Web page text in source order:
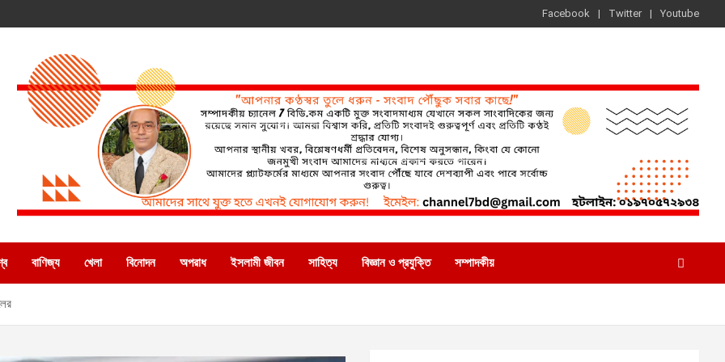
Facebook Twitter Youtube
বাণিজ্য খেলা বিনোদন অপরাধ ইসলামী জীবন সাহিত্য বিজ্ঞান ও প্রযুক্তি সম্পাদকীয়